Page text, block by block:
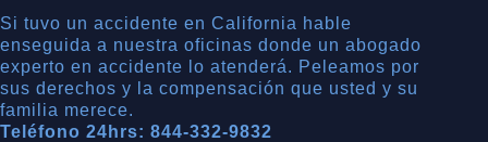
Si tuvo un accidente en California hable
enseguida a nuestra oficinas donde un abogado
experto en accidente lo atenderá. Peleamos por
sus derechos y la compensación que usted y su
familia merece.
Teléfono 24hrs: 844-332-9832